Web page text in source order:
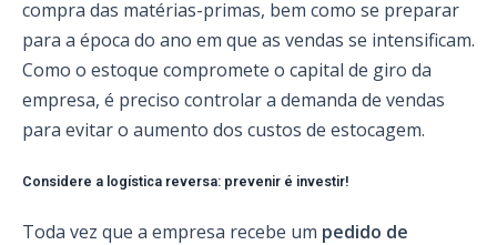
compra das matérias-primas, bem como se preparar
para a época do ano em que as vendas se intensificam.
Como o estoque compromete o capital de giro da
empresa, é preciso controlar a demanda de vendas
para evitar o aumento dos custos de estocagem.
Considere a logística reversa: prevenir é investir!
Toda vez que a empresa recebe um pedido de